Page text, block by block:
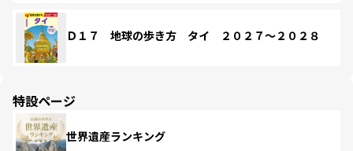
Ｄ１７ 地球の歩き方 タイ ２０２７～２０２８
特設ページ
世界遺産ランキング